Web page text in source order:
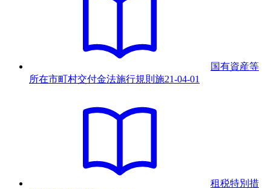
国有資産等
所在市町村交付金法施行規則 施21-04-01
租税特別措